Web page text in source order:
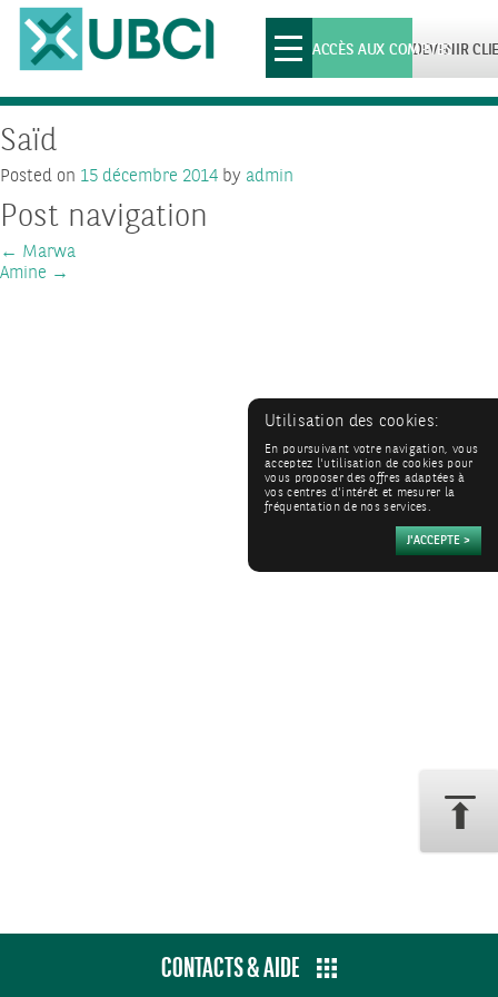
Toggle
navigationDEVENIR
ACCÈS AUX COMPTES
Saïd
Posted on 15 décembre 2014 by admin
Post navigation
← Marwa
Amine →
CONTACTS & AIDE
Utilisation des cookies:
En poursuivant votre navigation, vous
acceptez l'utilisation de cookies pour
vous proposer des offres adaptées à
vos centres d'intérêt et mesurer la
fréquentation de nos services.